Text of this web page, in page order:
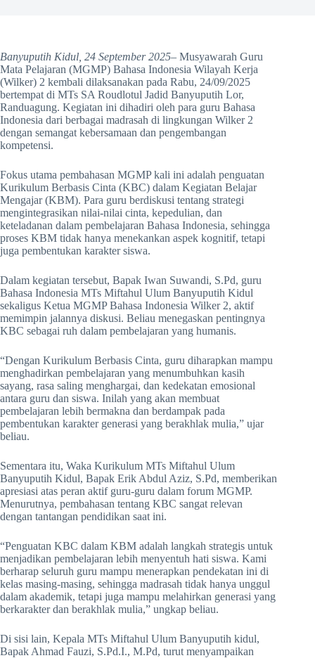
Banyuputih Kidul, 24 September 2025– Musyawarah Guru
Mata Pelajaran (MGMP) Bahasa Indonesia Wilayah Kerja
(Wilker) 2 kembali dilaksanakan pada Rabu, 24/09/2025
bertempat di MTs SA Roudlotul Jadid Banyuputih Lor,
Randuagung. Kegiatan ini dihadiri oleh para guru Bahasa
Indonesia dari berbagai madrasah di lingkungan Wilker 2
dengan semangat kebersamaan dan pengembangan
kompetensi.
Fokus utama pembahasan MGMP kali ini adalah penguatan
Kurikulum Berbasis Cinta (KBC) dalam Kegiatan Belajar
Mengajar (KBM). Para guru berdiskusi tentang strategi
mengintegrasikan nilai-nilai cinta, kepedulian, dan
keteladanan dalam pembelajaran Bahasa Indonesia, sehingga
proses KBM tidak hanya menekankan aspek kognitif, tetapi
juga pembentukan karakter siswa.
Dalam kegiatan tersebut, Bapak Iwan Suwandi, S.Pd, guru
Bahasa Indonesia MTs Miftahul Ulum Banyuputih Kidul
sekaligus Ketua MGMP Bahasa Indonesia Wilker 2, aktif
memimpin jalannya diskusi. Beliau menegaskan pentingnya
KBC sebagai ruh dalam pembelajaran yang humanis.
“Dengan Kurikulum Berbasis Cinta, guru diharapkan mampu
menghadirkan pembelajaran yang menumbuhkan kasih
sayang, rasa saling menghargai, dan kedekatan emosional
antara guru dan siswa. Inilah yang akan membuat
pembelajaran lebih bermakna dan berdampak pada
pembentukan karakter generasi yang berakhlak mulia,” ujar
beliau.
Sementara itu, Waka Kurikulum MTs Miftahul Ulum
Banyuputih Kidul, Bapak Erik Abdul Aziz, S.Pd, memberikan
apresiasi atas peran aktif guru-guru dalam forum MGMP.
Menurutnya, pembahasan tentang KBC sangat relevan
dengan tantangan pendidikan saat ini.
“Penguatan KBC dalam KBM adalah langkah strategis untuk
menjadikan pembelajaran lebih menyentuh hati siswa. Kami
berharap seluruh guru mampu menerapkan pendekatan ini di
kelas masing-masing, sehingga madrasah tidak hanya unggul
dalam akademik, tetapi juga mampu melahirkan generasi yang
berkarakter dan berakhlak mulia,” ungkap beliau.
Di sisi lain, Kepala MTs Miftahul Ulum Banyuputih kidul,
Bapak Ahmad Fauzi, S.Pd.I., M.Pd, turut menyampaikan